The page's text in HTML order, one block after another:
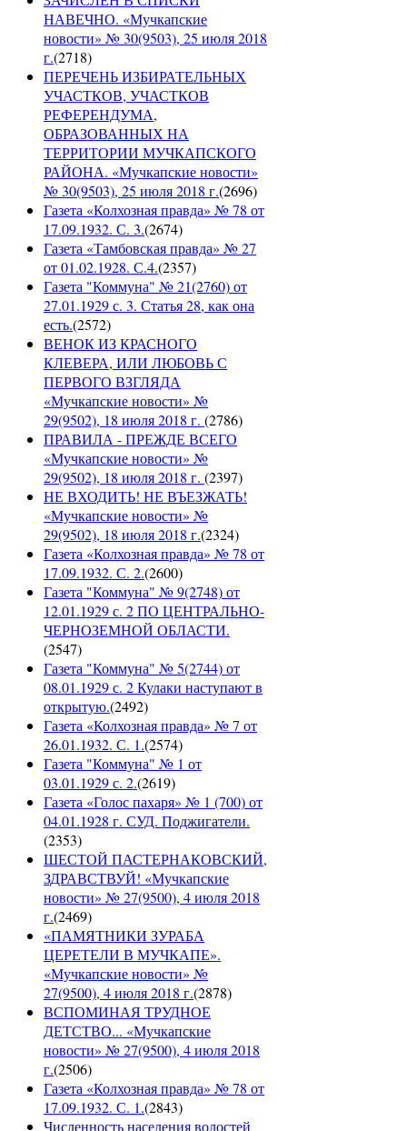
НАВЕЧНО. «Мучкапские
новости» № 30(9503), 25 июля 2018
г.(2718)
ПЕРЕЧЕНЬ ИЗБИРАТЕЛЬНЫХ
УЧАСТКОВ, УЧАСТКОВ
РЕФЕРЕНДУМА,
ОБРАЗОВАННЫХ НА
ТЕРРИТОРИИ МУЧКАПСКОГО
РАЙОНА. «Мучкапские новости»
№ 30(9503), 25 июля 2018 г.(2696)
Газета «Колхозная правда» № 78 от
17.09.1932. С. 3.(2674)
Газета «Тамбовская правда» № 27
от 01.02.1928. С.4.(2357)
Газета "Коммуна" № 21(2760) от
27.01.1929 с. 3. Статья 28, как она
есть.(2572)
ВЕНОК ИЗ КРАСНОГО
КЛЕВЕРА, ИЛИ ЛЮБОВЬ С
ПЕРВОГО ВЗГЛЯДА
«Мучкапские новости» №
29(9502), 18 июля 2018 г. (2786)
ПРАВИЛА - ПРЕЖДЕ ВСЕГО
«Мучкапские новости» №
29(9502), 18 июля 2018 г. (2397)
НЕ ВХОДИТЬ! НЕ ВЪЕЗЖАТЬ!
«Мучкапские новости» №
29(9502), 18 июля 2018 г.(2324)
Газета «Колхозная правда» № 78 от
17.09.1932. С. 2.(2600)
Газета "Коммуна" № 9(2748) от
12.01.1929 с. 2 ПО ЦЕНТРАЛЬНО-
ЧЕРНОЗЕМНОЙ ОБЛАСТИ.
(2547)
Газета "Коммуна" № 5(2744) от
08.01.1929 с. 2 Кулаки наступают в
открытую.(2492)
Газета «Колхозная правда» № 7 от
26.01.1932. С. 1.(2574)
Газета "Коммуна" № 1 от
03.01.1929 с. 2.(2619)
Газета «Голос пахаря» № 1 (700) от
04.01.1928 г. СУД. Поджигатели.
(2353)
ШЕСТОЙ ПАСТЕРНАКОВСКИЙ,
ЗДРАВСТВУЙ! «Мучкапские
новости» № 27(9500), 4 июля 2018
г.(2469)
«ПАМЯТНИКИ ЗУРАБА
ЦЕРЕТЕЛИ В МУЧКАПЕ».
«Мучкапские новости» №
27(9500), 4 июля 2018 г.(2878)
ВСПОМИНАЯ ТРУДНОЕ
ДЕТСТВО... «Мучкапские
новости» № 27(9500), 4 июля 2018
г.(2506)
Газета «Колхозная правда» № 78 от
17.09.1932. С. 1.(2843)
Численность населения волостей